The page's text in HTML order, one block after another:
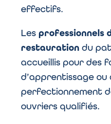
effectifs.
Les professionnels
restauration du
accueillis pour des
d’apprentissage ou
perfectionnement
ouvriers qualifiés.